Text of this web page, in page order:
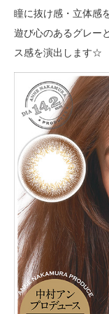
瞳に抜け感・立体感
遊び心のあるグレー
ス感を演出します☆